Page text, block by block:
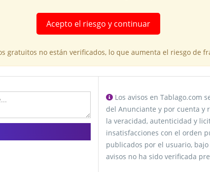
Acepto el riesgo y continuar
gratuitos no están verificados, lo que aumenta el riesgo de
Los avisos en Tablago.com
del Anunciante y por cuenta y
la veracidad, autenticidad y
insatisfacciones con el orden
publicados por el usuario,
avisos no ha sido verificada